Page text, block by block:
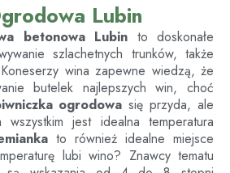
Lubin
betonowa Lubin to doskonałe
szlachetnych trunków, także
wina zapewne wiedzą, że
butelek najlepszych win, choć
ogrodowa się przyda, ale
wszystkim jest idealna temperatura
to również idealne miejsce
lubi wino? Znawcy tematu